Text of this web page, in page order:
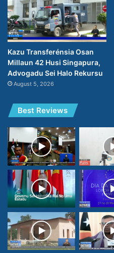
Kazu Transferénsia Osan
Millaun 42 Husi Singapura,
Advogadu Sei Halo Rekursu
August 5, 2026
Best Reviews